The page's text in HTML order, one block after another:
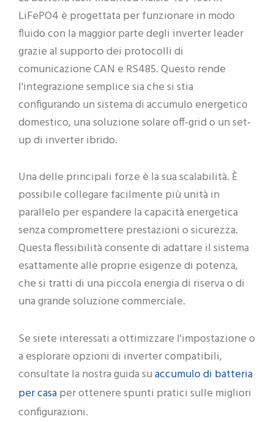
LiFePO4 è progettata per funzionare in modo
fluido con la maggior parte degli inverter leader
grazie al supporto dei protocolli di
comunicazione CAN e RS485. Questo rende
l'integrazione semplice sia che si stia
configurando un sistema di accumulo energetico
domestico, una soluzione solare off-grid o un set-
up di inverter ibrido.
Una delle principali forze è la sua scalabilità. È
possibile collegare facilmente più unità in
parallelo per espandere la capacità energetica
senza compromettere prestazioni o sicurezza.
Questa flessibilità consente di adattare il sistema
esattamente alle proprie esigenze di potenza,
che si tratti di una piccola energia di riserva o di
una grande soluzione commerciale.
Se siete interessati a ottimizzare l'impostazione o
a esplorare opzioni di inverter compatibili,
consultate la nostra guida suaccumulo di batteria
per casaper ottenere spunti pratici sulle migliori
configurazioni.